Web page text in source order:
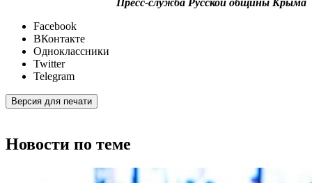
Пресс-служба Русской общины Крыма
Facebook
ВКонтакте
Одноклассники
Twitter
Telegram
Версия для печати
Новости по теме